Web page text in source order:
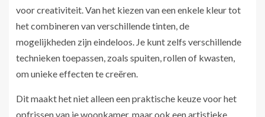
voor creativiteit. Van het kiezen van een enkele kleur tot
het combineren van verschillende tinten, de
mogelijkheden zijn eindeloos. Je kunt zelfs verschillende
technieken toepassen, zoals spuiten, rollen of kwasten,
om unieke effecten te creëren.
Dit maakt het niet alleen een praktische keuze voor het
opfrissen van je woonkamer, maar ook een artistieke